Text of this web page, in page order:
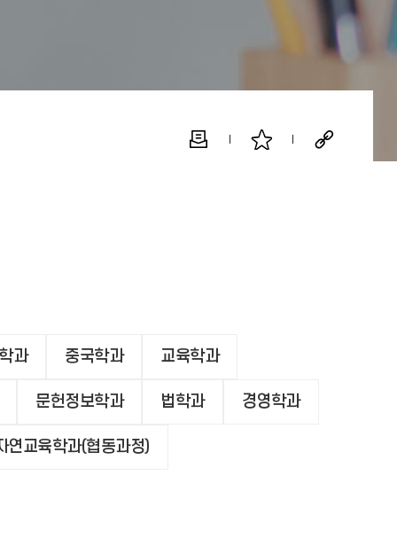
과 중국학과 교육학과
문헌정보학과 법학과 경영학과
연교육학과(협동과정)